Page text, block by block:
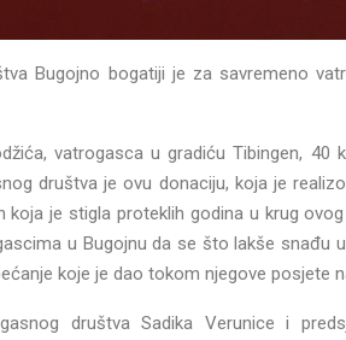
Bugojno bogatiji je za savremeno
vatrogasca u gradiću Tibingen,
društva je ovu donaciju, koja je
koja je stigla proteklih godina u krug
u Bugojnu da se što lakše snađu
koje je dao tokom njegove posjete
društva Sadika Verunice i